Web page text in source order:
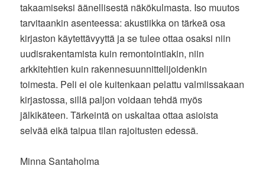
takaamiseksi äänellisestä näkökulmasta. Iso muutos
tarvitaankin asenteessa: akustiikka on tärkeä osa
kirjaston käytettävyyttä ja se tulee ottaa osaksi niin
uudisrakentamista kuin remontointiakin, niin
arkkitehtien kuin rakennesuunnittelijoidenkin
toimesta. Peli ei ole kuitenkaan pelattu valmiissakaan
kirjastossa, sillä paljon voidaan tehdä myös
jälkikäteen. Tärkeintä on uskaltaa ottaa asioista
selvää eikä taipua tilan rajoitusten edessä.
Minna Santaholma